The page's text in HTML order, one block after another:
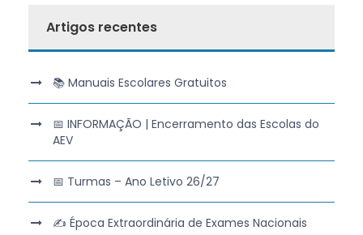
Artigos recentes
📚 Manuais Escolares Gratuitos
📅 INFORMAÇÃO | Encerramento das Escolas do
AEV
📅 Turmas – Ano Letivo 26/27
✍️ Época Extraordinária de Exames Nacionais